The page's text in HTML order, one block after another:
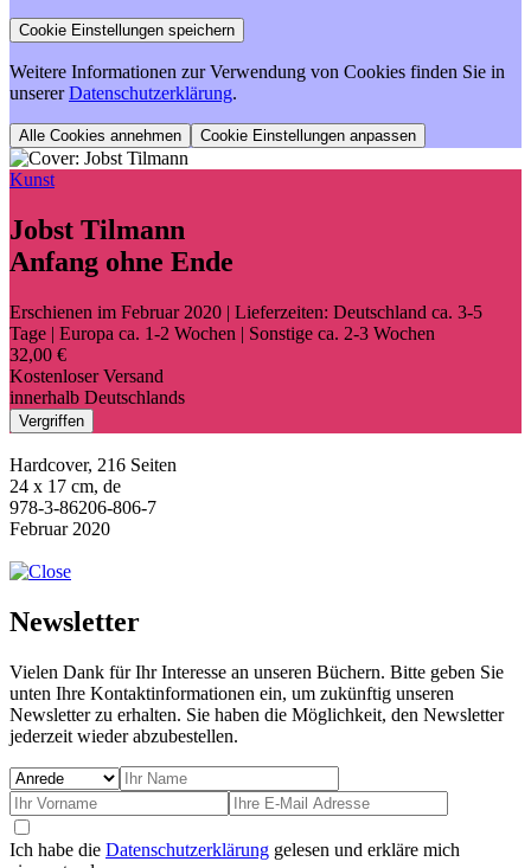
Weitere Informationen zur Verwendung von Cookies finden Sie in
unsererDatenschutzerklärung.
Cookie Einstellungen anpassen
Kunst
Jobst Tilmann
Anfang ohne Ende
Erschienen im Februar 2020 | Lieferzeiten: Deutschland ca. 3-5
Tage | Europa ca. 1-2 Wochen | Sonstige ca. 2-3 Wochen
32,00 €
Kostenloser Versand
innerhalb Deutschlands
Vergriffen
Hardcover, 216 Seiten
24 x 17 cm, de
978-3-86206-806-7
Februar 2020
Newsletter
Vielen Dank für Ihr Interesse an unseren Büchern. Bitte geben Sie
unten Ihre Kontaktinformationen ein, um zukünftig unseren
Newsletter zu erhalten. Sie haben die Möglichkeit, den Newsletter
jederzeit wieder abzubestellen.
Ich habe die Datenschutzerklärung gelesen und erkläre mich